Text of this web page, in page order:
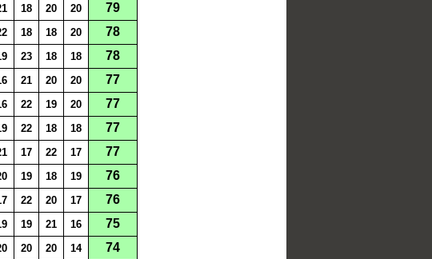
18 20 20 79
18 18 20 78
23 18 18 78
21 20 20 77
22 19 20 77
22 18 18 77
17 22 17 77
19 18 19 76
22 20 17 76
19 21 16 75
20 20 14 74